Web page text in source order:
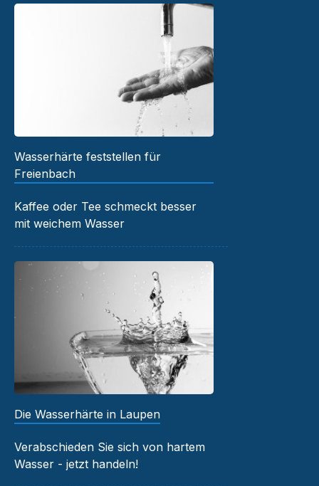
Wasserhärte feststellen für
Freienbach
Kaffee oder Tee schmeckt besser
mit weichem Wasser
Die Wasserhärte in Laupen
Verabschieden Sie sich von hartem
Wasser - jetzt handeln!